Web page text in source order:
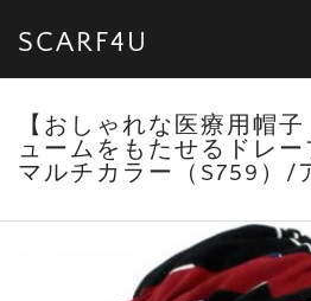
SCARF4U
【おしゃれな医療用帽
ュームをもたせるドレ
マルチカラー（S759）/